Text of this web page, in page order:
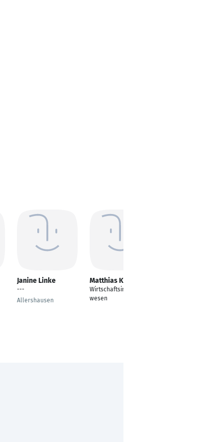
Janine Linke
---
Allershausen
Matthias Kemper
Wirtschaftsingenieur
wesen